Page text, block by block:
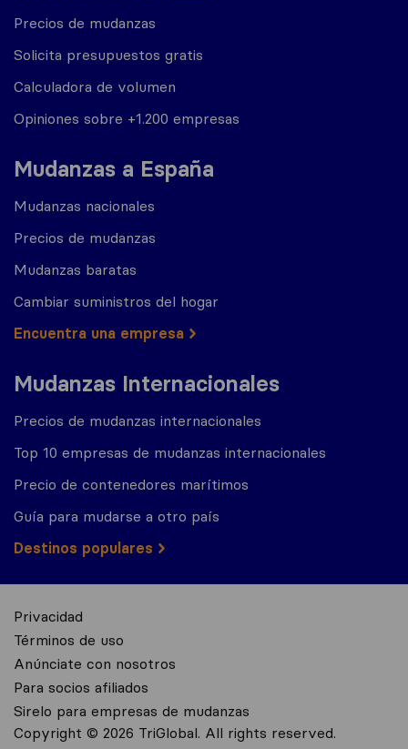
Precios de mudanzas
Solicita presupuestos gratis
Calculadora de volumen
Opiniones sobre +1.200 empresas
Mudanzas a España
Mudanzas nacionales
Precios de mudanzas
Mudanzas baratas
Cambiar suministros del hogar
Encuentra una empresa
Mudanzas Internacionales
Precios de mudanzas internacionales
Top 10 empresas de mudanzas internacionales
Precio de contenedores marítimos
Guía para mudarse a otro país
Destinos populares
Privacidad
Términos de uso
Anúnciate con nosotros
Para socios afiliados
Sirelo para empresas de mudanzas
Copyright © 2026 TriGlobal. All rights reserved.